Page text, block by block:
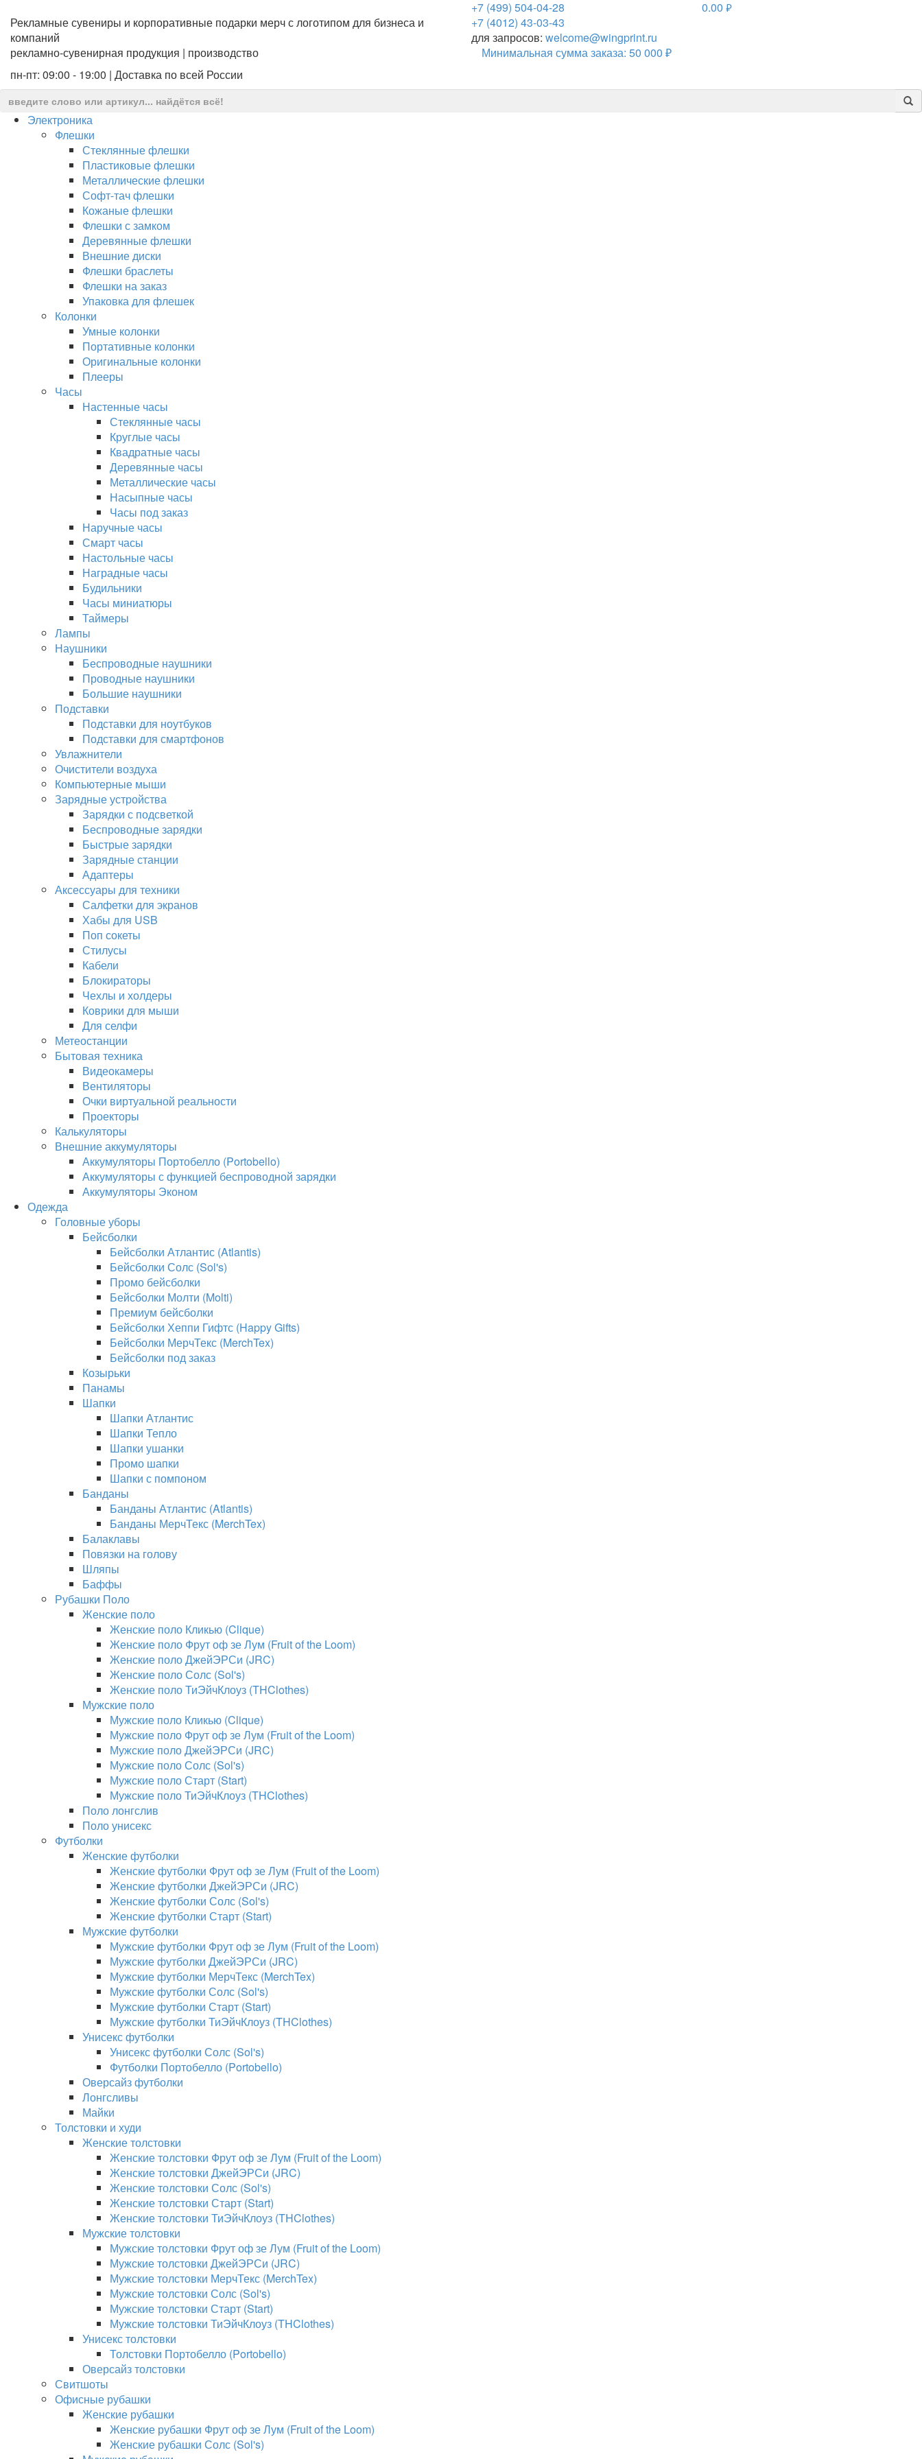
Рекламные сувениры и корпоративные подарки мерч с логотипом для бизнеса и
компаний
рекламно-сувенирная продукция | производство
пн-пт: 09:00 - 19:00 | Доставка по всей России
+7 (499) 504-04-28
+7 (4012) 43-03-43
для запросов: welcome@wingprint.ru
Минимальная сумма заказа: 50 000 ₽
0.00 руб.
Электроника
Флешки
Стеклянные флешки
Пластиковые флешки
Металлические флешки
Софт-тач флешки
Кожаные флешки
Флешки с замком
Деревянные флешки
Внешние диски
Флешки браслеты
Флешки на заказ
Упаковка для флешек
Колонки
Умные колонки
Портативные колонки
Оригинальные колонки
Плееры
Часы
Настенные часы
Стеклянные часы
Круглые часы
Квадратные часы
Деревянные часы
Металлические часы
Насыпные часы
Часы под заказ
Наручные часы
Смарт часы
Настольные часы
Наградные часы
Будильники
Часы миниатюры
Таймеры
Лампы
Наушники
Беспроводные наушники
Проводные наушники
Большие наушники
Подставки
Подставки для ноутбуков
Подставки для смартфонов
Увлажнители
Очистители воздуха
Компьютерные мыши
Зарядные устройства
Зарядки с подсветкой
Беспроводные зарядки
Быстрые зарядки
Зарядные станции
Адаптеры
Аксессуары для техники
Салфетки для экранов
Хабы для USB
Поп сокеты
Стилусы
Кабели
Блокираторы
Чехлы и холдеры
Коврики для мыши
Для селфи
Метеостанции
Бытовая техника
Видеокамеры
Вентиляторы
Очки виртуальной реальности
Проекторы
Калькуляторы
Внешние аккумуляторы
Аккумуляторы Портобелло (Portobello)
Аккумуляторы с функцией беспроводной зарядки
Аккумуляторы Эконом
Одежда
Головные уборы
Бейсболки
Бейсболки Атлантис (Atlantis)
Бейсболки Солс (Sol's)
Промо бейсболки
Бейсболки Молти (Molti)
Премиум бейсболки
Бейсболки Хеппи Гифтс (Happy Gifts)
Бейсболки МерчТекс (MerchTex)
Бейсболки под заказ
Козырьки
Панамы
Шапки
Шапки Атлантис
Шапки Тепло
Шапки ушанки
Промо шапки
Шапки с помпоном
Банданы
Банданы Атлантис (Atlantis)
Банданы МерчТекс (MerchTex)
Балаклавы
Повязки на голову
Шляпы
Баффы
Рубашки Поло
Женские поло
Женские поло Кликью (Clique)
Женские поло Фрут оф зе Лум (Fruit of the Loom)
Женские поло ДжейЭРСи (JRC)
Женские поло Солс (Sol's)
Женские поло ТиЭйчКлоуз (THClothes)
Мужские поло
Мужские поло Кликью (Clique)
Мужские поло Фрут оф зе Лум (Fruit of the Loom)
Мужские поло ДжейЭРСи (JRC)
Мужские поло Солс (Sol's)
Мужские поло Старт (Start)
Мужские поло ТиЭйчКлоуз (THClothes)
Поло лонгслив
Поло унисекс
Футболки
Женские футболки
Женские футболки Фрут оф зе Лум (Fruit of the Loom)
Женские футболки ДжейЭРСи (JRC)
Женские футболки Солс (Sol's)
Женские футболки Старт (Start)
Мужские футболки
Мужские футболки Фрут оф зе Лум (Fruit of the Loom)
Мужские футболки ДжейЭРСи (JRC)
Мужские футболки МерчТекс (MerchTex)
Мужские футболки Солс (Sol's)
Мужские футболки Старт (Start)
Мужские футболки ТиЭйчКлоуз (THClothes)
Унисекс футболки
Унисекс футболки Солс (Sol's)
Футболки Портобелло (Portobello)
Оверсайз футболки
Лонгсливы
Майки
Толстовки и худи
Женские толстовки
Женские толстовки Фрут оф зе Лум (Fruit of the Loom)
Женские толстовки ДжейЭРСи (JRC)
Женские толстовки Солс (Sol's)
Женские толстовки Старт (Start)
Женские толстовки ТиЭйчКлоуз (THClothes)
Мужские толстовки
Мужские толстовки Фрут оф зе Лум (Fruit of the Loom)
Мужские толстовки ДжейЭРСи (JRC)
Мужские толстовки МерчТекс (MerchTex)
Мужские толстовки Солс (Sol's)
Мужские толстовки Старт (Start)
Мужские толстовки ТиЭйчКлоуз (THClothes)
Унисекс толстовки
Толстовки Портобелло (Portobello)
Оверсайз толстовки
Свитшоты
Офисные рубашки
Женские рубашки
Женские рубашки Фрут оф зе Лум (Fruit of the Loom)
Женские рубашки Солс (Sol's)